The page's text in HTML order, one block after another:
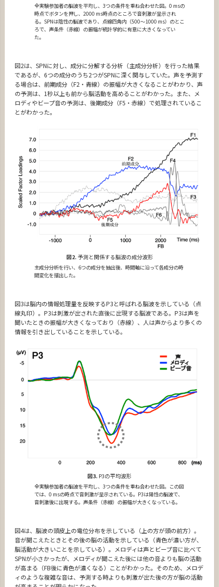
全実験参加者の脳波を平均し、3つの条件を重ね合わせた図。0 msの
時点でボタンを押し、2000 ms時点のところで音刺激が呈示され
る。SPNは陰性の脳波であり、点線四角内（500～1000 ms）のとこ
ろで、声条件（赤線）の振幅が統計学的に有意に大きくなってい
た。
図2は、SPNに対し、成分に分解する分析（主成分分析）を行った結果
であるが、6つの成分のうち2つがSPNに深く関与していた。声を予測す
る場合は、前期成分（F2・青線）の振幅が大きくなることがわかり、声
の予測は、1秒以上も前から脳活動を高めることがわかった。また、メ
ロディやビープ音の予測は、後期成分（F5・赤線）で処理されているこ
とがわかった。
図2.予測と関係する脳波の成分波形
主成分分析を行い、6つの成分を抽出後、時間軸に沿って各成分の時
間変化を描出した。
図3は脳内の情報処理量を反映するP3と呼ばれる脳波を示している（点
線丸印）。P3は刺激が出された直後に出現する脳波である。P3は声を
聞いたときの振幅が大きくなっており（赤線）、人は声からより多くの
情報を引き出していることを示している。
図3. P3の平均波形
全実験参加者の脳波を平均し、3つの条件を重ね合わせた図。この図
では、0 msの時点で音刺激が呈示されている。P3は陽性の脳波で、
音刺激後に出現する。声条件（赤線）の振幅が大きくなっている。
図4は、脳波の頭皮上の電位分布を示している（上の方が頭の前方）。
音が聞こえたときとその後の脳の活動を示している（青色が濃い方が、
脳活動が大きいことを示している）。メロディは声とビープ音に比べて
SPNが小さかったが、メロディが聞こえた後には他の音よりも脳の活動
が高まる（FB後に青色が濃くなる）ことがわかった。そのため、メロデ
ィのような複雑な音は、予測する時よりも刺激が出た後の方が脳の活動